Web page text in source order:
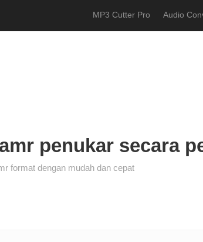
MP3 Cutter Pro Audio
penukar secara
format dengan mudah dan cepat